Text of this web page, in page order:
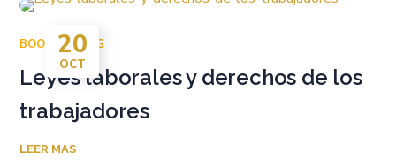
20
OCT
BOOKKEEPING
Leyes laborales y derechos de los
trabajadores
LEER MAS